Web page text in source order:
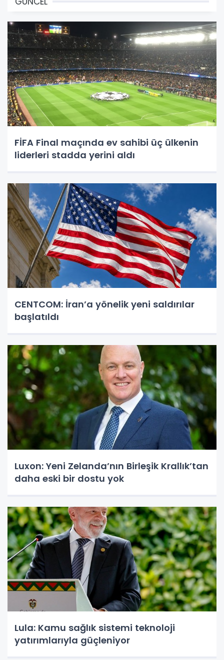
FİFA Final maçında ev sahibi üç ülkenin
liderleri stadda yerini aldı
CENTCOM: İran’a yönelik yeni saldırılar
başlatıldı
Luxon: Yeni Zelanda’nın Birleşik Krallık’tan
daha eski bir dostu yok
Lula: Kamu sağlık sistemi teknoloji
yatırımlarıyla güçleniyor